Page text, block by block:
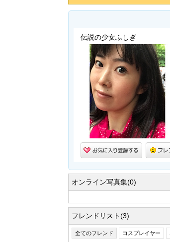
伝説の少女ふしぎ
オンライン写真集(0)
フレンドリスト(3)
全てのフレンド コスプレイヤー